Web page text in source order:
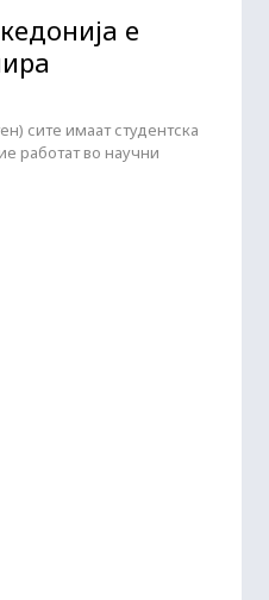
е
сите имаат студентска
работат во научни